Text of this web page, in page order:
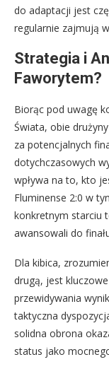
do adaptacji jest
regularnie zajmują
Strategia i
Faworytem?
Biorąc pod uwagę
Świata, obie
za potencjalnych
dotychczasowych
wpływa na to, kto
Fluminense 2:0 w
konkretnym starciu
awansowali do
Dla kibica,
drugą, jest
przewidywania
taktyczna
solidna obrona
status jako